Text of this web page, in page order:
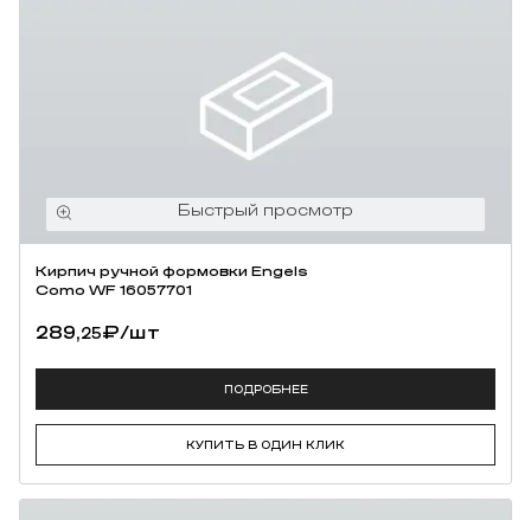
Кирпич ручной формовки Engels
Como WF 16057701
289,25₽/шт
ПОДРОБНЕЕ
КУПИТЬ В ОДИН КЛИК